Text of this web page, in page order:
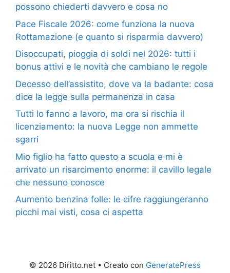
possono chiederti davvero e cosa no
Pace Fiscale 2026: come funziona la nuova
Rottamazione (e quanto si risparmia davvero)
Disoccupati, pioggia di soldi nel 2026: tutti i
bonus attivi e le novità che cambiano le regole
Decesso dell’assistito, dove va la badante: cosa
dice la legge sulla permanenza in casa
Tutti lo fanno a lavoro, ma ora si rischia il
licenziamento: la nuova Legge non ammette
sgarri
Mio figlio ha fatto questo a scuola e mi è
arrivato un risarcimento enorme: il cavillo legale
che nessuno conosce
Aumento benzina folle: le cifre raggiungeranno
picchi mai visti, cosa ci aspetta
© 2026 Diritto.net • Creato con GeneratePress